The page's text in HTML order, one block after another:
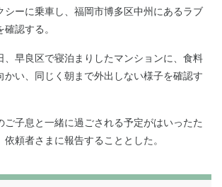
シーに乗車し、福岡市博多区中州にあるラブ
認する。
、早良区で寝泊まりしたマンションに、食料
かい、同じく朝まで外出しない様子を確認す
ご子息と一緒に過ごされる予定がはいったた
頼者さまに報告することとした。